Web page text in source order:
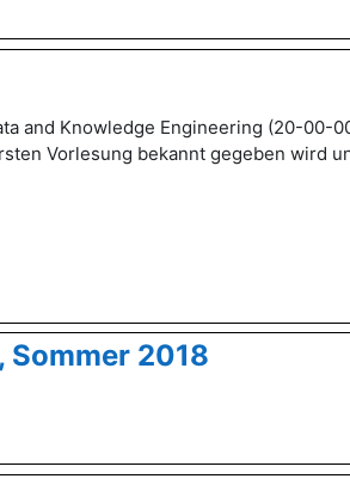
and Knowledge Engineering (20-00-
Vorlesung bekannt gegeben wird
2018